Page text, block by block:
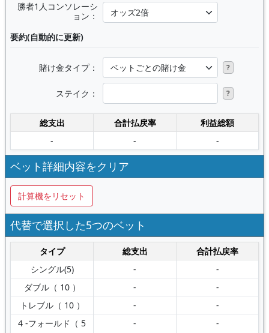
勝者1人コンソレーシ
ョン：
要約(自動的に更新)
賭け金タイプ： ?
ステイク： ?
総支出 合計払戻率
利益総額
-
- -
ベット詳細内容をクリア
計算機をリセット
代替で選択した5つのベット
タイプ 総支出
合計払戻率
シングル(5)
-
-
ダブル（ 10 ）
-
-
トレブル（ 10 ）
-
-
4 -フォールド（ 5
- -